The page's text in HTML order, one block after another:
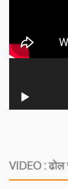
VIDEO : ढोल